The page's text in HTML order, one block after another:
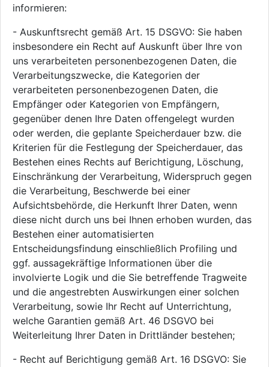
informieren:
- Auskunftsrecht gemäß Art. 15 DSGVO: Sie haben
insbesondere ein Recht auf Auskunft über Ihre von
uns verarbeiteten personenbezogenen Daten, die
Verarbeitungszwecke, die Kategorien der
verarbeiteten personenbezogenen Daten, die
Empfänger oder Kategorien von Empfängern,
gegenüber denen Ihre Daten offengelegt wurden
oder werden, die geplante Speicherdauer bzw. die
Kriterien für die Festlegung der Speicherdauer, das
Bestehen eines Rechts auf Berichtigung, Löschung,
Einschränkung der Verarbeitung, Widerspruch gegen
die Verarbeitung, Beschwerde bei einer
Aufsichtsbehörde, die Herkunft Ihrer Daten, wenn
diese nicht durch uns bei Ihnen erhoben wurden, das
Bestehen einer automatisierten
Entscheidungsfindung einschließlich Profiling und
ggf. aussagekräftige Informationen über die
involvierte Logik und die Sie betreffende Tragweite
und die angestrebten Auswirkungen einer solchen
Verarbeitung, sowie Ihr Recht auf Unterrichtung,
welche Garantien gemäß Art. 46 DSGVO bei
Weiterleitung Ihrer Daten in Drittländer bestehen;
- Recht auf Berichtigung gemäß Art. 16 DSGVO: Sie